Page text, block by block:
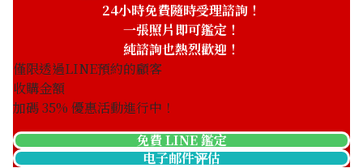
24小時免費隨時受理諮詢！
一張照片即可鑑定！
純諮詢也熱烈歡迎！
僅限透過LINE預約的顧客
收購金額
加碼35% 優惠活動進行中！
免費 LINE 鑑定
电子邮件评估